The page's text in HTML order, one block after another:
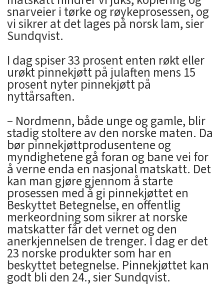
snarveier i tørke og røykeprosessen, og
vi sikrer at det lages på norsk lam, sier
Sundqvist.
I dag spiser 33 prosent enten røkt eller
urøkt pinnekjøtt på julaften mens 15
prosent nyter pinnekjøtt på
nyttårsaften.
– Nordmenn, både unge og gamle, blir
stadig stoltere av den norske maten. Da
bør pinnekjøttprodusentene og
myndighetene gå foran og bane vei for
å verne enda en nasjonal matskatt. Det
kan man gjøre gjennom å starte
prosessen med å gi pinnekjøttet en
Beskyttet Betegnelse, en offentlig
merkeordning som sikrer at norske
matskatter får det vernet og den
anerkjennelsen de trenger. I dag er det
23 norske produkter som har en
beskyttet betegnelse. Pinnekjøttet kan
godt bli den 24., sier Sundqvist.